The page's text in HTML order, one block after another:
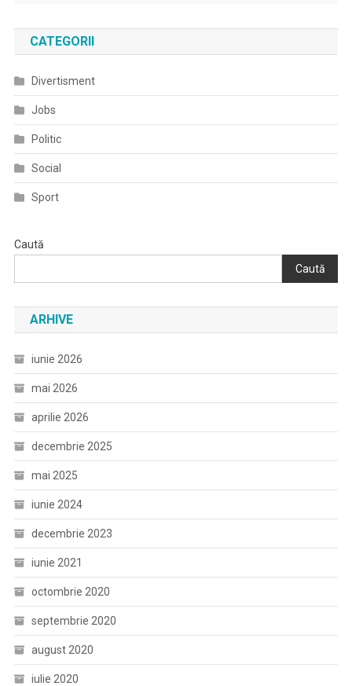
CATEGORII
Divertisment
Jobs
Politic
Social
Sport
Caută
Caută
ARHIVE
iunie 2026
mai 2026
aprilie 2026
decembrie 2025
mai 2025
iunie 2024
decembrie 2023
iunie 2021
octombrie 2020
septembrie 2020
august 2020
iulie 2020